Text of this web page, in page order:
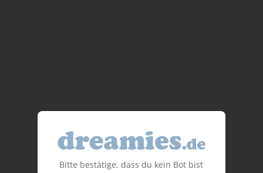
Bitte bestätige, dass du kein Bot bist